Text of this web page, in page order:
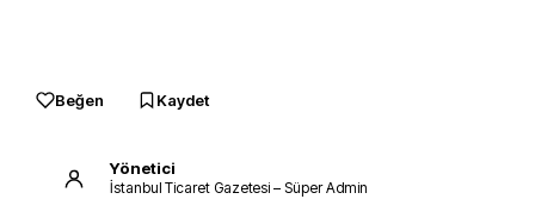
Beğen Kaydet
Yönetici
İstanbul Ticaret Gazetesi – Süper Admin